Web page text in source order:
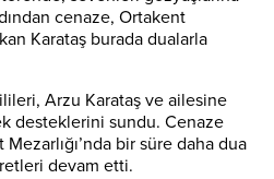
cenaze, Ortakent
Karataş burada dualarla
Arzu Karataş ve ailesine
desteklerini sundu. Cenaze
bir süre daha dua
devam etti.